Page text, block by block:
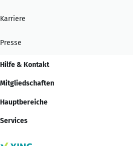
Karriere
Presse
Hilfe & Kontakt
Mitgliedschaften
Hauptbereiche
Services